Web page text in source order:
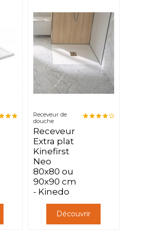
Receveur de
douche
Receveur
Extra plat
Kinefirst
Neo
80x80 ou
90x90 cm
- Kinedo
Découvrir